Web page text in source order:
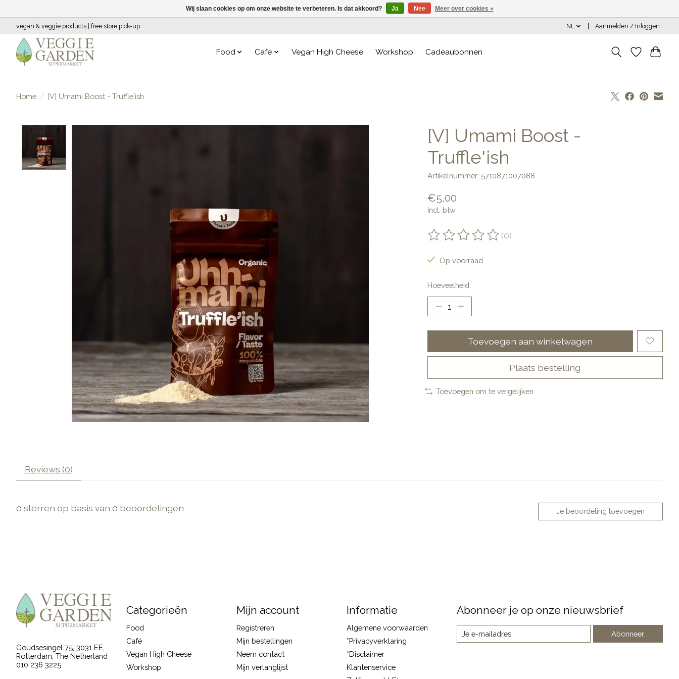
vegan & veggie products | free store pick-up NL Aanmelden / Inloggen
Food Café Vegan High Cheese Workshop Cadeaubonnen
Home / [V] Umami Boost - Truffle'ish
[V] Umami Boost -
Truffle'ish
Artikelnummer: 5710871007088
€5,00
Incl. btw
De beoordeling van dit product is
(0)
Op voorraad
Hoeveelheid:
Toevoegen aan winkelwagen
Plaats bestelling
Toevoegen om te vergelijken
Reviews (0)
0 sterren op basis van 0 beoordelingen Je beoordeling toevoegen
Goudsesingel 75, 3031 EE,
Rotterdam, The Netherland
010 236 3225
Categorieën
Food
Café
Vegan High Cheese
Workshop
Mijn account
Registreren
Mijn bestellingen
Neem contact
Mijn verlanglijst
Informatie
Algemene voorwaarden
*Privacyverklaring
*Disclaimer
Klantenservice
Abonneer je op onze nieuwsbrief
Abonneer
Wij slaan cookies op om onze website te verbeteren. Is dat akkoord? Ja Nee Meer over cookies »